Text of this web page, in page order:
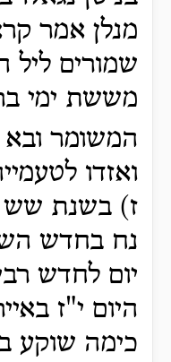
מנלן אמר
שמורים ליל
מששת ימי
המשומר ובא
ואזדו
ז) בשנת שש
נח בחדש
יום לחדש
היום י"ז
כימה שוקע